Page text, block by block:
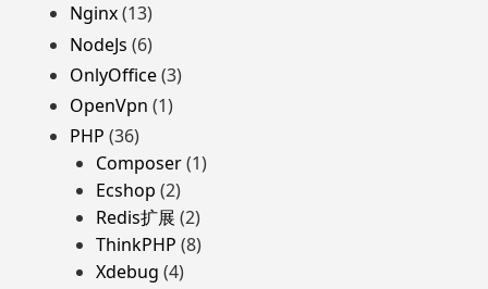
Nginx(13)
NodeJs (6)
OnlyOffice(3)
OpenVpn (1)
PHP (36)
Composer(1)
Ecshop (2)
Redis扩展 (2)
ThinkPHP (8)
Xdebug (4)